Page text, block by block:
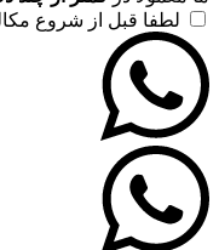
لطفا قبل از شروع